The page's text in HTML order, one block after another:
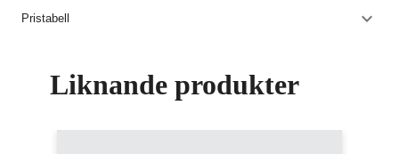
Pristabell
Liknande produkter